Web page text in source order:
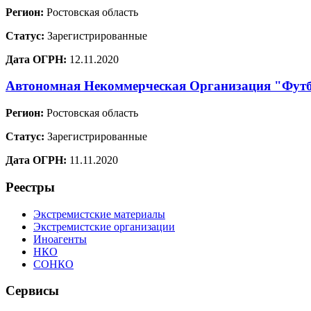
Регион: Ростовская область
Статус: Зарегистрированные
Дата ОГРН: 12.11.2020
Автономная Некоммерческая Организация
Регион: Ростовская область
Статус: Зарегистрированные
Дата ОГРН: 11.11.2020
Реестры
Экстремистские материалы
Экстремистские организации
Иноагенты
НКО
СОНКО
Сервисы